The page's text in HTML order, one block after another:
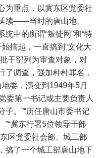
为重点，以冀东区党委社
续——当时的唐山地、
中的所谓“叛徒网”和“特
搞起，一直搞到“文化大
干部列为审查对象，对
了调查，强加种种罪名，
委，演变到1949年5月
委第一书记或主要负责人
。”“历任唐山市委书记
冀东行署5位领导干部
区党委社会部、城工部
搞了一个城工部唐山地下